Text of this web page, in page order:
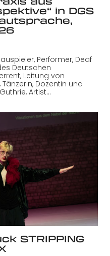
in DGS
Performer, Deaf
Deutschen
Leitung von
Tänzerin, Dozentin und
Artist…
STRIPPING